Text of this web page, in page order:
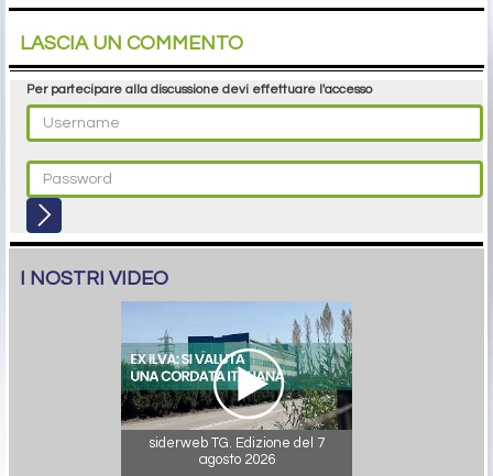
LASCIA UN COMMENTO
Per partecipare alla discussione devi effettuare l'accesso
I NOSTRI VIDEO
siderweb TG. Edizione del 7
agosto 2026